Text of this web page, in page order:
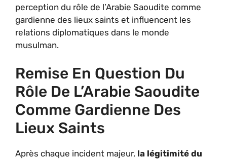
perception du rôle de l’Arabie Saoudite comme
gardienne des lieux saints et influencent les
relations diplomatiques dans le monde
musulman.
Remise En Question Du
Rôle De L’Arabie Saoudite
Comme Gardienne Des
Lieux Saints
Après chaque incident majeur, la légitimité du